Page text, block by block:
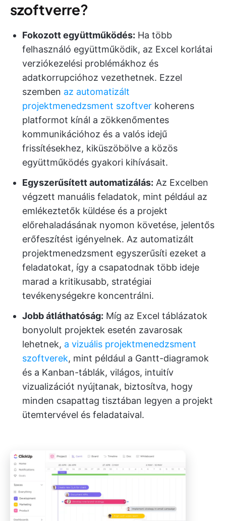
szoftverre?
Fokozott együttműködés: Ha több
felhasználó együttműködik, az Excel korlátai
verziókezelési problémákhoz és
adatkorrupcióhoz vezethetnek. Ezzel
szemben az automatizált
projektmenedzsment szoftver koherens
platformot kínál a zökkenőmentes
kommunikációhoz és a valós idejű
frissítésekhez, kiküszöbölve a közös
együttműködés gyakori kihívásait.
Egyszerűsített automatizálás: Az Excelben
végzett manuális feladatok, mint például az
emlékeztetők küldése és a projekt
előrehaladásának nyomon követése, jelentős
erőfeszítést igényelnek. Az automatizált
projektmenedzsment egyszerűsíti ezeket a
feladatokat, így a csapatodnak több ideje
marad a kritikusabb, stratégiai
tevékenységekre koncentrálni.
Jobb átláthatóság: Míg az Excel táblázatok
bonyolult projektek esetén zavarosak
lehetnek, a vizuális projektmenedzsment
szoftverek, mint például a Gantt-diagramok
és a Kanban-táblák, világos, intuitív
vizualizációt nyújtanak, biztosítva, hogy
minden csapattag tisztában legyen a projekt
ütemtervével és feladataival.